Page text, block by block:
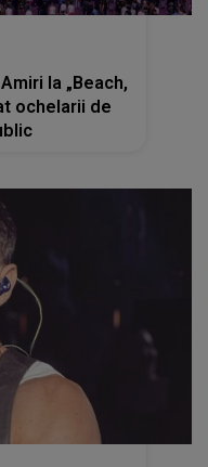
la „Beach,
ochelarii de